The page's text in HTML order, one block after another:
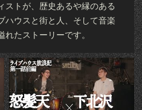
番組
記事
ストが、歴史あるや縁のある
ハウスと街と人、そして音楽
たストーリーです。